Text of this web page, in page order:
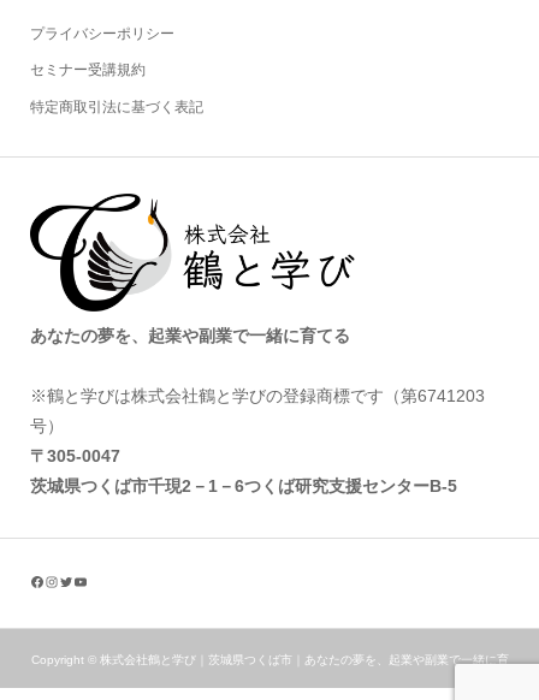
プライバシーポリシー
セミナー受講規約
特定商取引法に基づく表記
あなたの夢を、起業や副業で一緒に育てる
※鶴と学びは株式会社鶴と学びの登録商標です（第6741203
号）
〒305‐0047
茨城県つくば市千現2－1－6つくば研究支援センターB-5
Copyright ©株式会社鶴と学び｜茨城県つくば市｜あなたの夢を、起業や副業で一緒に育